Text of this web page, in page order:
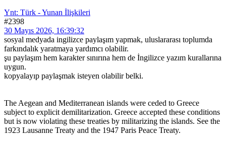
Ynt: Türk - Yunan İlişkileri
#2398
30 Mayıs 2026, 16:39:32
sosyal medyada ingilizce paylaşım yapmak, uluslararası toplumda
farkındalık yaratmaya yardımcı olabilir.
şu paylaşım hem karakter sınırına hem de İngilizce yazım kurallarına
uygun.
kopyalayıp paylaşmak isteyen olabilir belki.
The Aegean and Mediterranean islands were ceded to Greece
subject to explicit demilitarization. Greece accepted these conditions
but is now violating these treaties by militarizing the islands. See the
1923 Lausanne Treaty and the 1947 Paris Peace Treaty.